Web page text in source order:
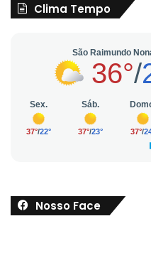
Clima Tempo
Nosso Face